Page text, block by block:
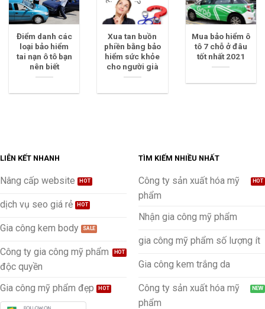
Điểm danh các
loại bảo hiểm
tai nạn ô tô bạn
nên biết
Xua tan buồn
phiền bằng bảo
hiểm sức khỏe
cho người già
Mua bảo hiểm ô
tô 7 chỗ ở đâu
tốt nhất 2021
LIÊN KẾT NHANH
Nâng cấp website
dịch vụ seo giá rẻ
Gia công kem body
Công ty gia công mỹ phẩm
độc quyền
Gia công mỹ phẩm đẹp
TÌM KIẾM NHIỀU NHẤT
Công ty sản xuất hóa mỹ
phẩm
Nhận gia công mỹ phẩm
gia công mỹ phẩm số lượng ít
Gia công kem trắng da
Công ty sản xuất hóa mỹ
phẩm